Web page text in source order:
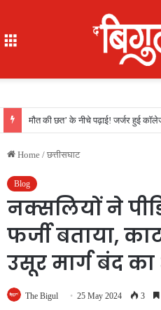
बायो-टॉयलेट से निकाली 3 लाख की सोने
Home / छत्तीसघाट
Blog
नक्सलियों ने
फर्जी बताया,
उसूर मार्ग बंद
The Bigul 25 May 2024 3